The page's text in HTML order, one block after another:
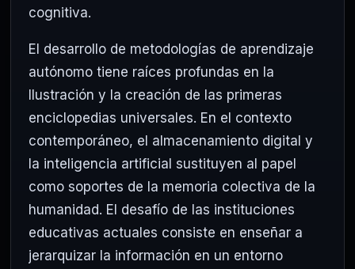
cognitiva.
El desarrollo de metodologías de aprendizaje
autónomo tiene raíces profundas en la
Ilustración y la creación de las primeras
enciclopedias universales. En el contexto
contemporáneo, el almacenamiento digital y
la inteligencia artificial sustituyen al papel
como soportes de la memoria colectiva de la
humanidad. El desafío de las instituciones
educativas actuales consiste en enseñar a
jerarquizar la información en un entorno